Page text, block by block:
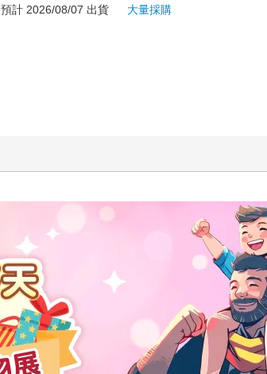
預計 2026/08/07 出貨
大量採購